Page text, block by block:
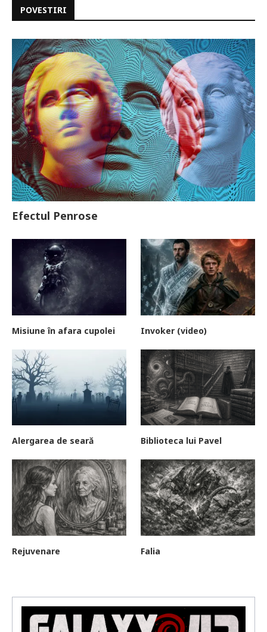
POVESTIRI
Efectul Penrose
Misiune în afara cupolei Invoker (video)
Alergarea de seară Biblioteca lui Pavel
Rejuvenare Falia